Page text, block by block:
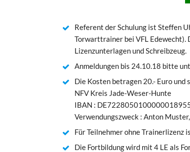
Referent der Schulung ist Steffen
Torwarttrainer bei VFL Edewecht).
Lizenzunterlagen und Schreibzeug.
Anmeldungen bis 24.10.18 bitte
Die Kosten betragen 20.- Euro und
NFV Kreis Jade-Weser-Hunte
IBAN :
Verwendungszweck : Anton
Für Teilnehmer ohne Trainerlizenz
Die Fortbildung wird mit 4 LE als